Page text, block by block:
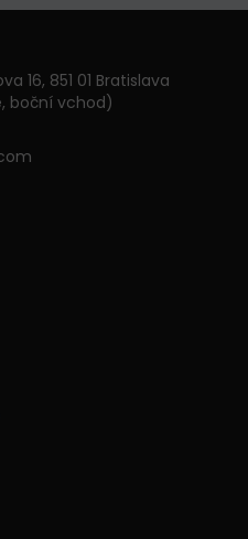
16, 851 01 Bratislava
boční vchod)